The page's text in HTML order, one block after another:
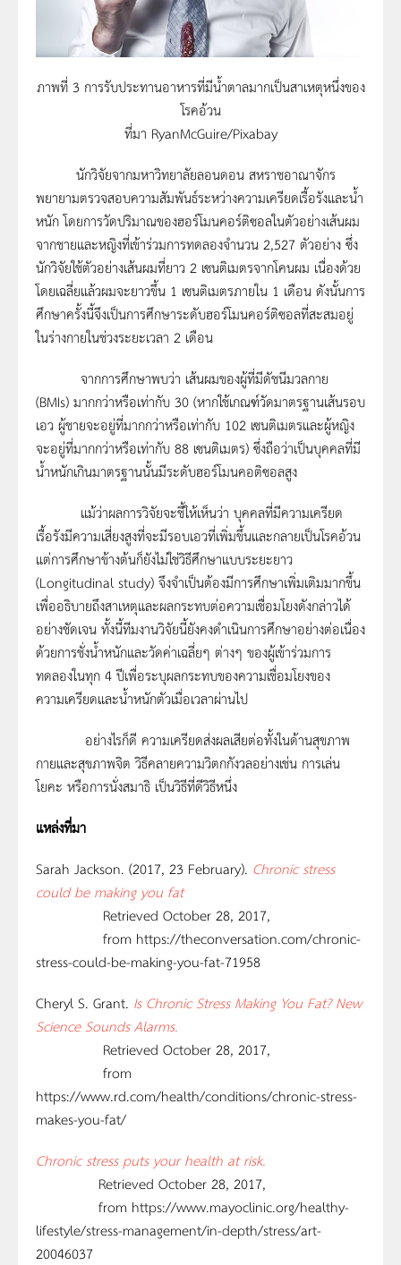
ภาพที่ 3 การรับประทานอาหารที่มีน้ำตาลมากเป็นสาเหตุหนึ่งของ
โรคอ้วน
ที่มา RyanMcGuire/Pixabay
นักวิจัยจากมหาวิทยาลัยลอนดอน สหราชอาณาจักร
พยายามตรวจสอบความสัมพันธ์ระหว่างความเครียดเรื้อรังและน้ำ
หนัก โดยการวัดปริมาณของฮอร์โมนคอร์ติซอลในตัวอย่างเส้นผม
จากชายและหญิงที่เข้าร่วมการทดลองจำนวน 2,527 ตัวอย่าง ซึ่ง
นักวิจัยใช้ตัวอย่างเส้นผมที่ยาว 2 เซนติเมตรจากโคนผม เนื่องด้วย
โดยเฉลี่ยแล้วผมจะยาวขึ้น 1 เซนติเมตรภายใน 1 เดือน ดังนั้นการ
ศึกษาครั้งนี้จึงเป็นการศึกษาระดับฮอร์โมนคอร์ติซอลที่สะสมอยู่
ในร่างกายในช่วงระยะเวลา 2 เดือน
จากการศึกษาพบว่า เส้นผมของผู้ที่มีดัชนีมวลกาย
(BMIs) มากกว่าหรือเท่ากับ 30 (หากใช้เกณฑ์วัดมาตรฐานเส้นรอบ
เอว ผู้ชายจะอยู่ที่มากกว่าหรือเท่ากับ 102 เซนติเมตรและผู้หญิง
จะอยู่ที่มากกว่าหรือเท่ากับ 88 เซนติเมตร) ซึ่งถือว่าเป็นบุคคลที่มี
น้ำหนักเกินมาตรฐานนั้นมีระดับฮอร์โมนคอติซอลสูง
แม้ว่าผลการวิจัยจะชี้ให้เห็นว่า บุคคลที่มีความเครียด
เรื้อรังมีความเสี่ยงสูงที่จะมีรอบเอวที่เพิ่มขึ้นและกลายเป็นโรคอ้วน
แต่การศึกษาข้างต้นก็ยังไม่ใช่วิธีศึกษาแบบระยะยาว
(Longitudinal study) จึงจำเป็นต้องมีการศึกษาเพิ่มเติมมากขึ้น
เพื่ออธิบายถึงสาเหตุและผลกระทบต่อความเชื่อมโยงดังกล่าวได้
อย่างชัดเจน ทั้งนี้ทีมงานวิจัยนี้ยังคงดำเนินการศึกษาอย่างต่อเนื่อง
ด้วยการชั่งน้ำหนักและวัดค่าเฉลี่ยๆ ต่างๆ ของผู้เข้าร่วมการ
ทดลองในทุก 4 ปีเพื่อระบุผลกระทบของความเชื่อมโยงของ
ความเครียดและน้ำหนักตัวเมื่อเวลาผ่านไป
อย่างไรก็ดี ความเครียดส่งผลเสียต่อทั้งในด้านสุขภาพ
กายและสุขภาพจิต วิธีคลายความวิตกกังวลอย่างเช่น การเล่น
โยคะ หรือการนั่งสมาธิ เป็นวิธีที่ดีวิธีหนึ่ง
แหล่งที่มา
Sarah Jackson. (2017, 23 February). Chronic stress
could be making you fat
Retrieved October 28, 2017,
from https://theconversation.com/chronic-
stress-could-be-making-you-fat-71958
Cheryl S. Grant. Is Chronic Stress Making You Fat? New
Science Sounds Alarms.
Retrieved October 28, 2017,
from
https://www.rd.com/health/conditions/chronic-stress-
makes-you-fat/
Chronic stress puts your health at risk.
Retrieved October 28, 2017,
from https://www.mayoclinic.org/healthy-
lifestyle/stress-management/in-depth/stress/art-
20046037